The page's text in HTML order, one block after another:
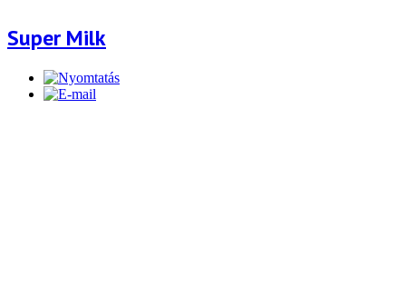
Super Milk